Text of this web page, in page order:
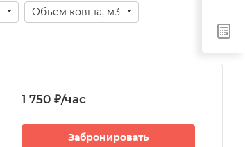
Объем ковша, м3
1 750 ₽/час
Забронировать